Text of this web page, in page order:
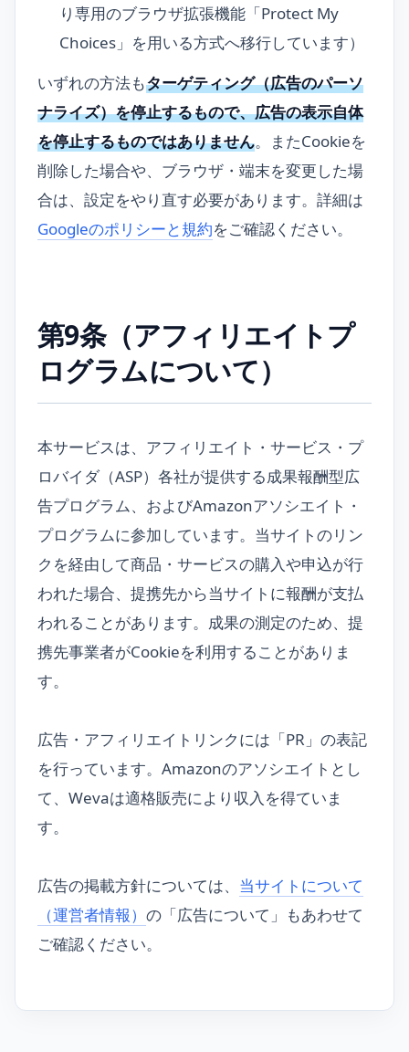
り専用のブラウザ拡張機能「Protect My
Choices」を用いる方式へ移行しています）
いずれの方法もターゲティング（広告のパーソ
ナライズ）を停止するもので、広告の表示自体
を停止するものではありません。またCookieを
削除した場合や、ブラウザ・端末を変更した場
合は、設定をやり直す必要があります。詳細は
Googleのポリシーと規約をご確認ください。
第9条（アフィリエイトプ
ログラムについて）
本サービスは、アフィリエイト・サービス・プ
ロバイダ（ASP）各社が提供する成果報酬型広
告プログラム、およびAmazonアソシエイト・
プログラムに参加しています。当サイトのリン
クを経由して商品・サービスの購入や申込が行
われた場合、提携先から当サイトに報酬が支払
われることがあります。成果の測定のため、提
携先事業者がCookieを利用することがありま
す。
広告・アフィリエイトリンクには「PR」の表記
を行っています。Amazonのアソシエイトとし
て、Wevaは適格販売により収入を得ていま
す。
広告の掲載方針については、 当サイトについて
（運営者情報） の「広告について」もあわせて
ご確認ください。